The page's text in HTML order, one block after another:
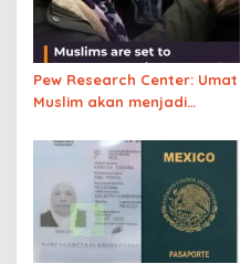
Pew Research Center: Umat
Muslim akan menjadi
terbesar kedua di AS 2040
kalahkan Yahudi